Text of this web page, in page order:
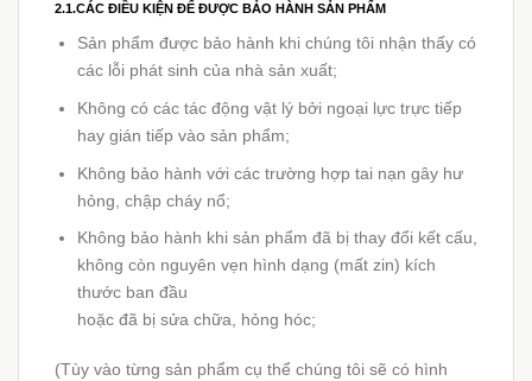
2.1.CÁC ĐIỀU KIỆN ĐỂ ĐƯỢC BẢO HÀNH SẢN PHẨM
Sản phẩm được bảo hành khi chúng tôi nhận thấy có
các lỗi phát sinh của nhà sản xuất;
Không có các tác động vật lý bởi ngoại lực trực tiếp
hay gián tiếp vào sản phẩm;
Không bảo hành với các trường hợp tai nạn gây hư
hỏng, chập cháy nổ;
Không bảo hành khi sản phẩm đã bị thay đổi kết cấu,
không còn nguyên vẹn hình dạng (mất zin) kích
thước ban đầu
hoặc đã bị sửa chữa, hỏng hóc;
(Tùy vào từng sản phẩm cụ thể chúng tôi sẽ có hình